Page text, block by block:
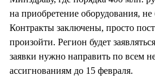
на приобретение оборудования,
Контракты заключены, просто
произойти. Регион будет
заявки нужно направить по всем
ассигнованиям до 15 февраля.